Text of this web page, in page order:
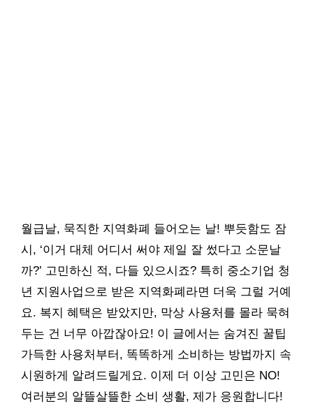
월급날, 묵직한 지역화폐 들어오는 날! 뿌듯함도 잠
시, ‘이거 대체 어디서 써야 제일 잘 썼다고 소문날
까?’ 고민하신 적, 다들 있으시죠? 특히 중소기업 청
년 지원사업으로 받은 지역화폐라면 더욱 그럴 거예
요. 복지 혜택은 받았지만, 막상 사용처를 몰라 묵혀
두는 건 너무 아깝잖아요! 이 글에서는 숨겨진 꿀팁
가득한 사용처부터, 똑똑하게 소비하는 방법까지 속
시원하게 알려드릴게요. 이제 더 이상 고민은 NO!
여러분의 알뜰살뜰한 소비 생활, 제가 응원합니다!